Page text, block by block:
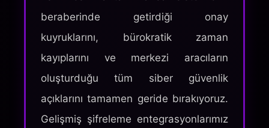
beraberinde getirdiği onay
kuyruklarını, bürokratik zaman
kayıplarını ve merkezi aracıların
oluşturduğu tüm siber güvenlik
açıklarını tamamen geride bırakıyoruz.
Gelişmiş şifreleme entegrasyonlarımız